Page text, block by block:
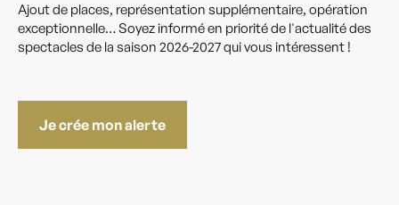
Ajout de places, représentation supplémentaire, opération
exceptionnelle… Soyez informé en priorité de l'actualité des
spectacles de la saison 2026-2027 qui vous intéressent !
Je crée mon alerte